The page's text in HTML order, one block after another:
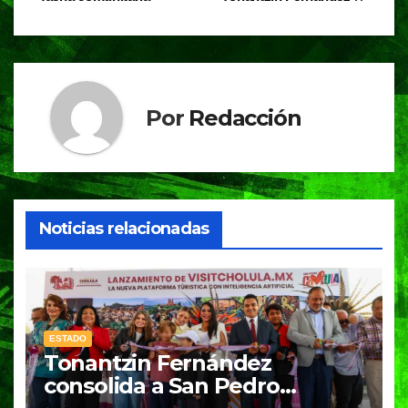
k
Por Redacción
Noticias relacionadas
ESTADO
Tonantzin Fernández
consolida a San Pedro